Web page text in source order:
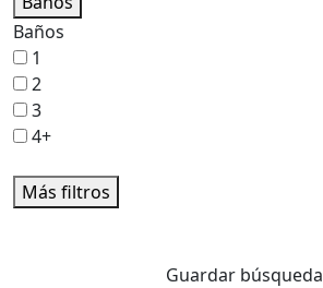
Baños
1
2
3
4+
Más filtros
Guardar búsqueda